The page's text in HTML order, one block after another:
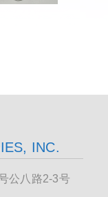
INC.
公八路2-3号